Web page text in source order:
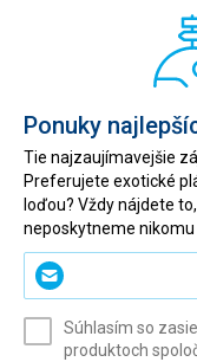
Ponuky
Tie najzaujímavejšie
Preferujete exotické
loďou? Vždy nájdete
neposkytneme nikomu
Zadajte
svoj
(povinné)
Súhlasím so
produktoch